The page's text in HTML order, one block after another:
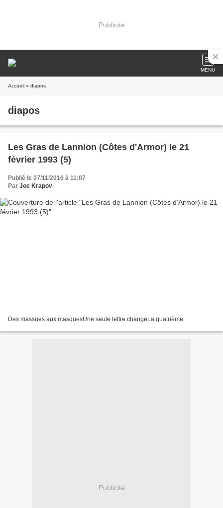
Publicité
MENU
Accueil » diapos
diapos
Les Gras de Lannion (Côtes d'Armor) le 21
février 1993 (5)
Publié le 07/11/2016 à 11:07
Par Joe Krapov
Des massues aux masquesUne seule lettre changeLa quatrième
Publicité